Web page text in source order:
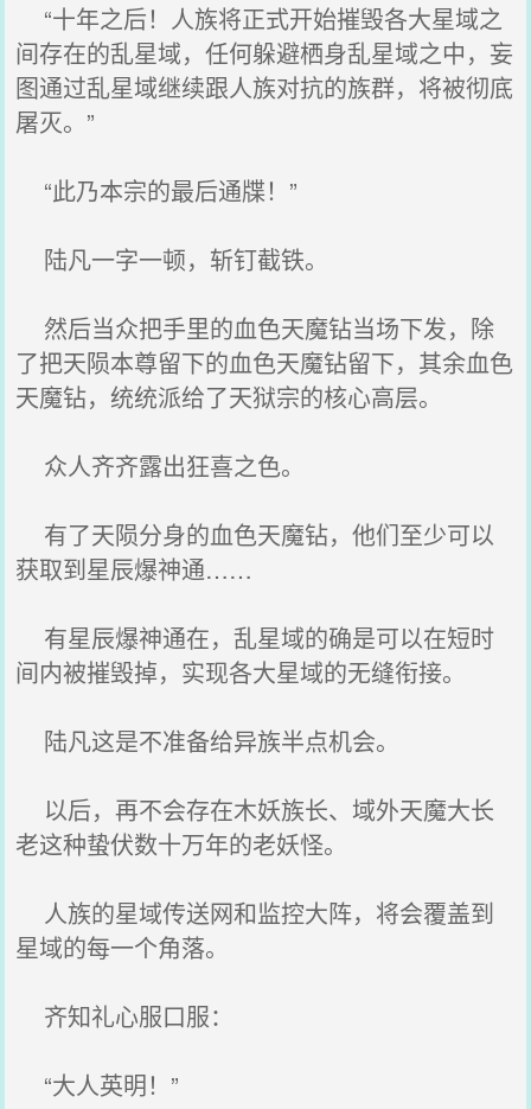
“十年之后！人族将正式开始摧毁各大星域之
间存在的乱星域，任何躲避栖身乱星域之中，妄
图通过乱星域继续跟人族对抗的族群，将被彻底
屠灭。”
“此乃本宗的最后通牒！”
陆凡一字一顿，斩钉截铁。
然后当众把手里的血色天魔钻当场下发，除
了把天陨本尊留下的血色天魔钻留下，其余血色
天魔钻，统统派给了天狱宗的核心高层。
众人齐齐露出狂喜之色。
有了天陨分身的血色天魔钻，他们至少可以
获取到星辰爆神通……
有星辰爆神通在，乱星域的确是可以在短时
间内被摧毁掉，实现各大星域的无缝衔接。
陆凡这是不准备给异族半点机会。
以后，再不会存在木妖族长、域外天魔大长
老这种蛰伏数十万年的老妖怪。
人族的星域传送网和监控大阵，将会覆盖到
星域的每一个角落。
齐知礼心服口服：
“大人英明！”